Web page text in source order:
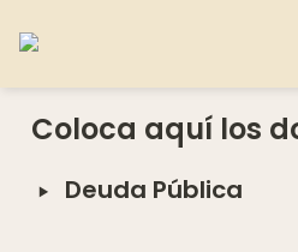
Coloca aquí los
‣ Deuda Pública